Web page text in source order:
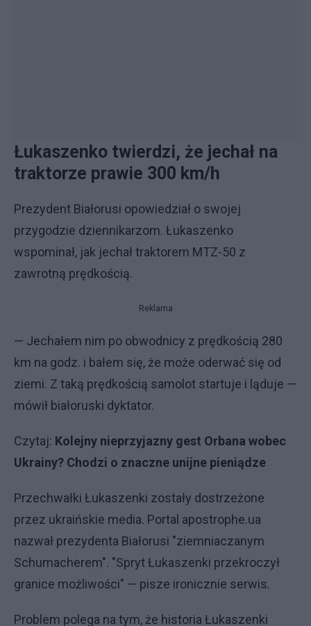
Łukaszenko twierdzi, że jechał na
traktorze prawie 300 km/h
Prezydent Białorusi opowiedział o swojej
przygodzie dziennikarzom. Łukaszenko
wspominał, jak jechał traktorem MTZ-50 z
zawrotną prędkością.
Reklama
— Jechałem nim po obwodnicy z prędkością 280
km na godz. i bałem się, że może oderwać się od
ziemi. Z taką prędkością samolot startuje i ląduje —
mówił białoruski dyktator.
Czytaj: Kolejny nieprzyjazny gest Orbana wobec
Ukrainy? Chodzi o znaczne unijne pieniądze
Przechwałki Łukaszenki zostały dostrzeżone
przez ukraińskie media. Portal apostrophe.ua
nazwał prezydenta Białorusi "ziemniaczanym
Schumacherem". "Spryt Łukaszenki przekroczył
granice możliwości" — pisze ironicznie serwis.
Problem polega na tym, że historia Łukaszenki